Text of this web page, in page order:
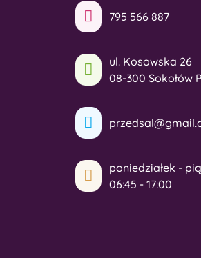
795 566 887
ul. Kosowska 26
08-300 Sokołów
poniedziałek -
06:45 - 17:00